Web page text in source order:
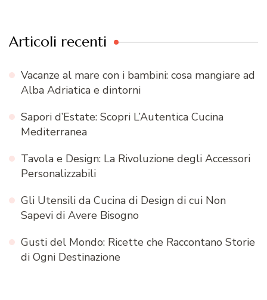
Articoli recenti
Vacanze al mare con i bambini: cosa mangiare ad
Alba Adriatica e dintorni
Sapori d’Estate: Scopri L’Autentica Cucina
Mediterranea
Tavola e Design: La Rivoluzione degli Accessori
Personalizzabili
Gli Utensili da Cucina di Design di cui Non
Sapevi di Avere Bisogno
Gusti del Mondo: Ricette che Raccontano Storie
di Ogni Destinazione